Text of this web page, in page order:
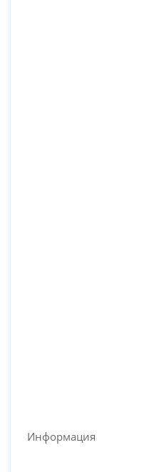
Информация